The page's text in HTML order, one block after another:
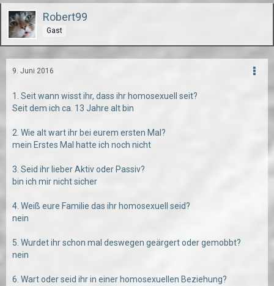
Robert99
Gast
9. Juni 2016
1. Seit wann wisst ihr, dass ihr homosexuell seit?
Seit dem ich ca. 13 Jahre alt bin
2. Wie alt wart ihr bei eurem ersten Mal?
mein Erstes Mal hatte ich noch nicht
3. Seid ihr lieber Aktiv oder Passiv?
bin ich mir nicht sicher
4. Weiß eure Familie das ihr homosexuell seid?
nein
5. Wurdet ihr schon mal deswegen geärgert oder gemobbt?
nein
6. Wart oder seid ihr in einer homosexuellen Beziehung?